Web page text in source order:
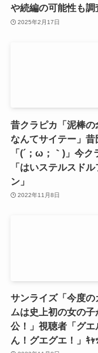
や続編の可能性も調
2025年2月17日
昔クラピカ「泥棒の
なんてサイテー」昔
「(´；ω；｀)」今ク
「はいステルスドル
ン」
2022年11月8日
サンライズ「今度の
ムは史上初の女の子
公！」視聴者「グエ
ん！グエグエ！」ｷｬ